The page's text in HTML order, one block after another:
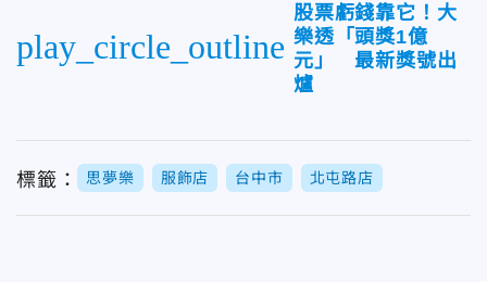
play_circle_outline
股票虧錢靠它！大
樂透「頭獎1億
元」 最新獎號出
爐
標籤： 思夢樂 服飾店 台中市 北屯路店